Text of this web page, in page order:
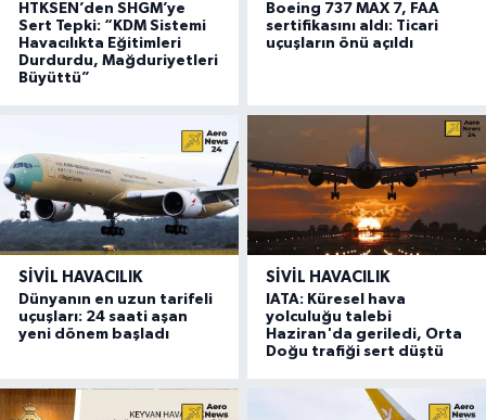
HTKSEN’den SHGM’ye
Sert Tepki: “KDM Sistemi
Havacılıkta Eğitimleri
Durdurdu, Mağduriyetleri
Büyüttü”
Boeing 737 MAX 7, FAA
sertifikasını aldı: Ticari
uçuşların önü açıldı
SIVIL HAVACILIK
Dünyanın en uzun tarifeli
uçuşları: 24 saati aşan
yeni dönem başladı
SIVIL HAVACILIK
IATA: Küresel hava
yolculuğu talebi
Haziran'da geriledi, Orta
Doğu trafiği sert düştü